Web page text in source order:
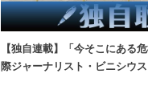
【独自連載】「今そこにある
際ジャーナリスト・ビニシウ